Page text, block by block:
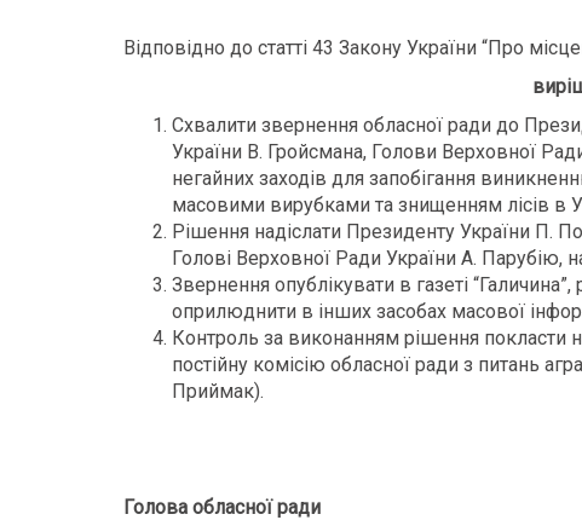
Відповідно до статті 43 Закону України “Про
Схвалити звернення обласної ради до
України В. Гройсмана, Голови Верховної
негайних заходів для запобігання
масовими вирубками та знищенням лісів в
Рішення надіслати Президенту України П.
Голові Верховної Ради України А. Парубію,
Звернення опублікувати в газеті
оприлюднити в інших засобах масової
Контроль за виконанням рішення покласти
постійну комісію обласної ради з питань
Приймак).
Голова обласної ради